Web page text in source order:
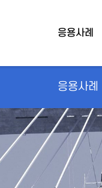
응용사례
응용사례